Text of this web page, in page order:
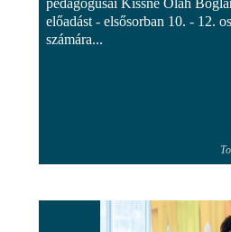
előadást - elsősorban 10. - 12.
számára...